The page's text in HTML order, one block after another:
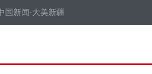
国新闻·大美新疆